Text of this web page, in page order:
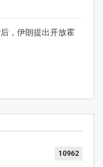
，伊朗提出开放霍
10962